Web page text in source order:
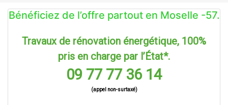
Bénéficiez de l’offre partout en Moselle -57.
Travaux de rénovation énergétique, 100%
pris en charge par l’État*.
09 77 77 36 14
(appel non-surtaxé)